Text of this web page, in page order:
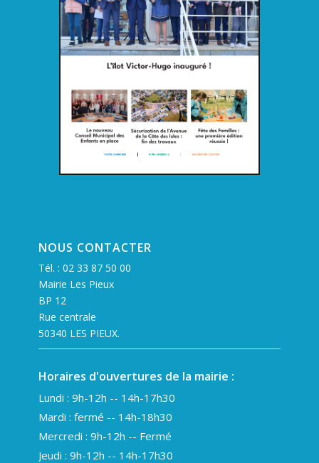
NOUS CONTACTER
Tél. : 02 33 87 50 00
Mairie Les Pieux
BP 12
Rue centrale
50340 LES PIEUX.
Horaires d'ouvertures de la mairie :
Lundi : 9h-12h -- 14h-17h30
Mardi : fermé -- 14h-18h30
Mercredi : 9h-12h -- Fermé
Jeudi : 9h-12h -- 14h-17h30